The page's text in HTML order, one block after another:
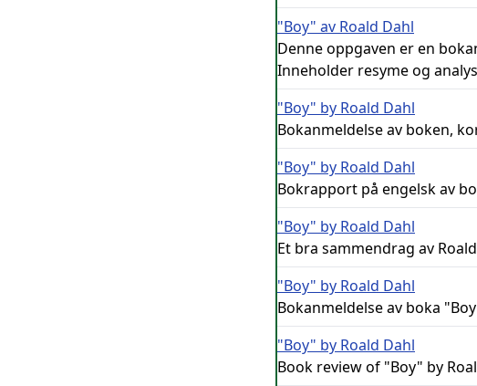
"Boy" av Roald Dahl
Denne oppgaven er en
Inneholder resyme og
"Boy" by Roald Dahl
Bokanmeldelse av boken,
"Boy" by Roald Dahl
Bokrapport på engelsk av
"Boy" by Roald Dahl
Et bra sammendrag av
"Boy" by Roald Dahl
Bokanmeldelse av boka
"Boy" by Roald Dahl
Book review of "Boy" by